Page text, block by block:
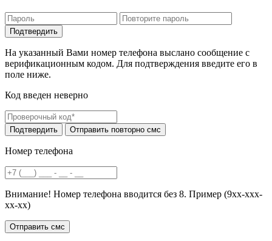
На указанный Вами номер телефона выслано сообщение с
верификационным кодом. Для подтверждения введите его в
поле ниже.
Код введен неверно
Номер телефона
Внимание! Номер телефона вводится без 8. Пример (9хх-ххх-
хх-хх)